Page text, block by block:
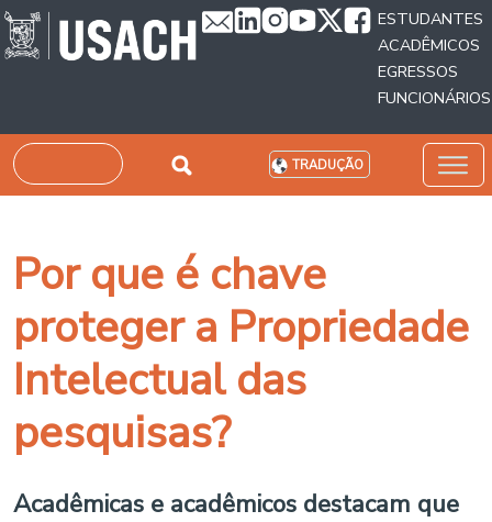
Passar para o conteúdo principal
ESTUDANTES
ACADÊMICOS
EGRESSOS
FUNCIONÁRIOS
Pesquisar TRADUÇÃO
Por que é chave
proteger a Propriedade
Intelectual das
pesquisas?
Acadêmicas e acadêmicos destacam que